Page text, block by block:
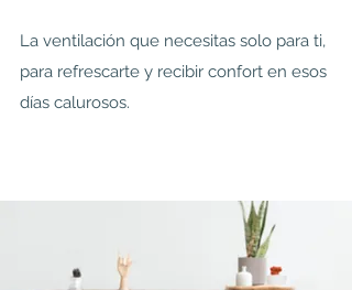
La ventilación que necesitas solo para ti,
para refrescarte y recibir confort en esos
días calurosos.